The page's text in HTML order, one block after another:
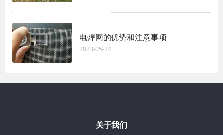
电焊网的优势和注意事项
2023-05-24
关于我们